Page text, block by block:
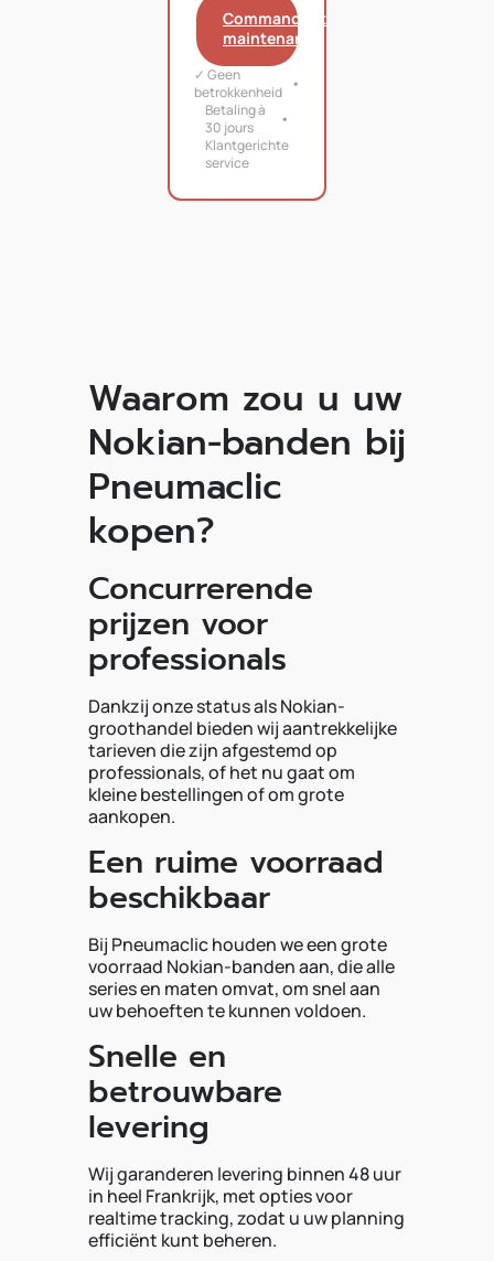
Commandant
maintenant
✓ Geen
betrokkenheid
Betaling à
30 jours
Klantgerichte
service
Waarom zou u uw
Nokian-banden bij
Pneumaclic
kopen?
Concurrerende
prijzen voor
professionals
Dankzij onze status als Nokian-
groothandel bieden wij aantrekkelijke
tarieven die zijn afgestemd op
professionals, of het nu gaat om
kleine bestellingen of om grote
aankopen.
Een ruime voorraad
beschikbaar
Bij Pneumaclic houden we een grote
voorraad Nokian-banden aan, die alle
series en maten omvat, om snel aan
uw behoeften te kunnen voldoen.
Snelle en
betrouwbare
levering
Wij garanderen levering binnen 48 uur
in heel Frankrijk, met opties voor
realtime tracking, zodat u uw planning
efficiënt kunt beheren.